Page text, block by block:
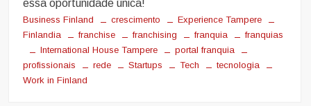
essa oportunidade única!
Business Finland crescimento
Experience Tampere
Finlandia
franchise franchising franquia
franquias
International House Tampere
portal franquia
profissionais
rede Startups Tech
tecnologia
Work in Finland